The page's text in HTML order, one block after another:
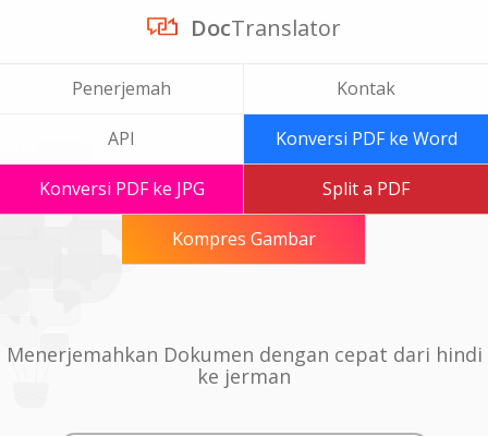
DocTranslator
Penerjemah Kontak
API Konversi PDF ke Word
Konversi PDF ke JPG Split a PDF
Kompres Gambar
Menerjemahkan Dokumen dengan cepat dari hindi
ke jerman